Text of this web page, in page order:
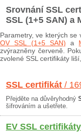
Srovnání SSL
SSL (1+5 SAN) a
Parametry, ve kterých se
OV SSL (1+5 SAN) a
zvýrazněny červeně.
zvolené SSL certifikáty
SSL certifikát /
Přejděte na důvěryhodný
šifrováním a ušetřete.
EV SSL certifikáty